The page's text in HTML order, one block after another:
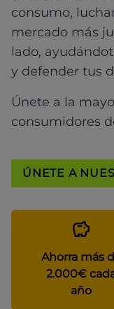
consumo,
mercado más
lado,
y defender tus
Únete a la
consumidores
ÚNETE A
Ahorra más
2.000€
año